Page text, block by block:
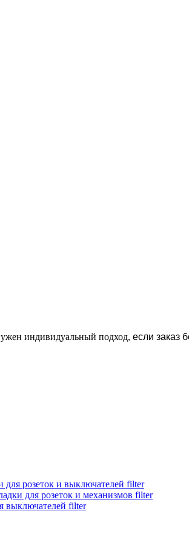
индивидуальный подход, если заказ
для розеток и выключателей filter
для розеток и механизмов filter
выключателей filter